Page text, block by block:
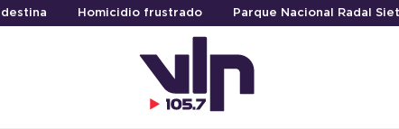
Homicidio frustrado Parque Nacional Radal